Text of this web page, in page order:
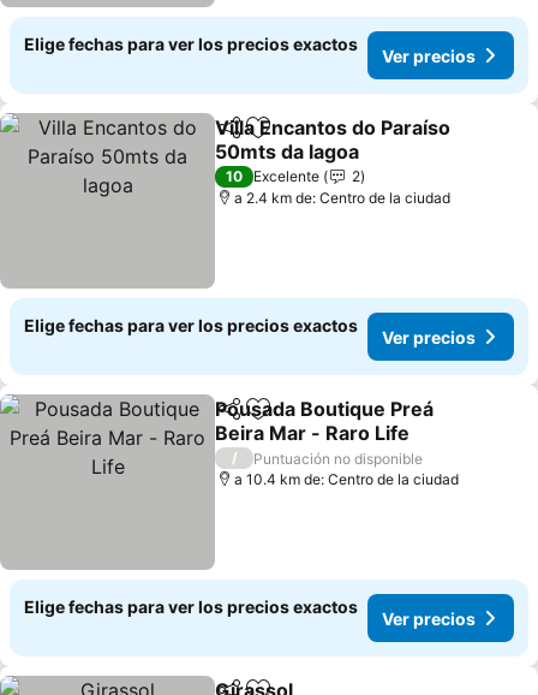
Elige fechas para ver los precios exactos
Ver precios
CompartirAgregar a favoritos
Villa Encantos do Paraíso
50mts da lagoa
Ver precios
10 Excelente
2
a 2.4 km de: Centro de la ciudad
Elige fechas para ver los precios exactos
Ver precios
CompartirAgregar a favoritos
Pousada Boutique Preá
Beira Mar - Raro Life
Ver precios
/
Puntuación no disponible
a 10.4 km de: Centro de la ciudad
Elige fechas para ver los precios exactos
Ver precios
Girassol